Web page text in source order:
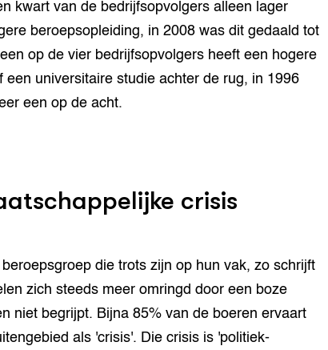
kwart van de bedrijfsopvolgers alleen lager
beroepsopleiding, in 2008 was dit gedaald tot
op de vier bedrijfsopvolgers heeft een hogere
een universitaire studie achter de rug, in 1996
een op de acht.
crisis
die trots zijn op hun vak, zo schrijft
zich steeds meer omringd door een boze
niet begrijpt. Bijna 85% van de boeren ervaart
als 'crisis'. Die crisis is 'politiek-